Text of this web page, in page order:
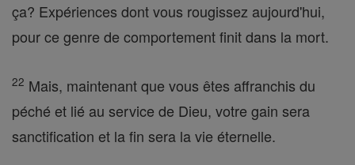
ça? Expériences dont vous rougissez aujourd'hui,
pour ce genre de comportement finit dans la mort.
22 Mais, maintenant que vous êtes affranchis du
péché et lié au service de Dieu, votre gain sera
sanctification et la fin sera la vie éternelle.